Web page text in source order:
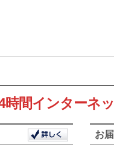
時間インターネ
お